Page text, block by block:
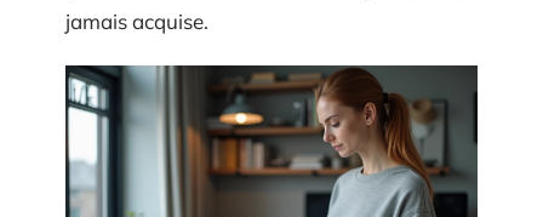
jamais acquise.